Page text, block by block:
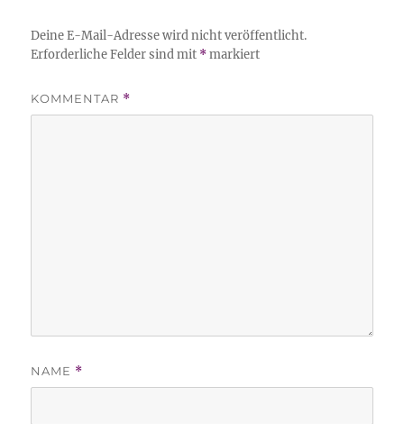
Deine E-Mail-Adresse wird nicht veröffentlicht.
Erforderliche Felder sind mit *markiert
KOMMENTAR *
NAME *